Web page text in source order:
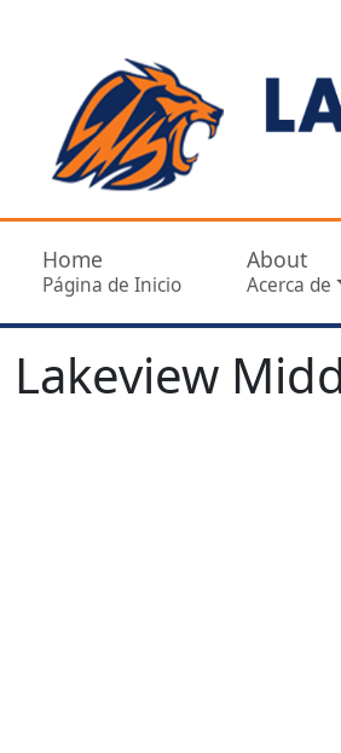
Home
Página de Inicio
About
Acerca de
Lakeview